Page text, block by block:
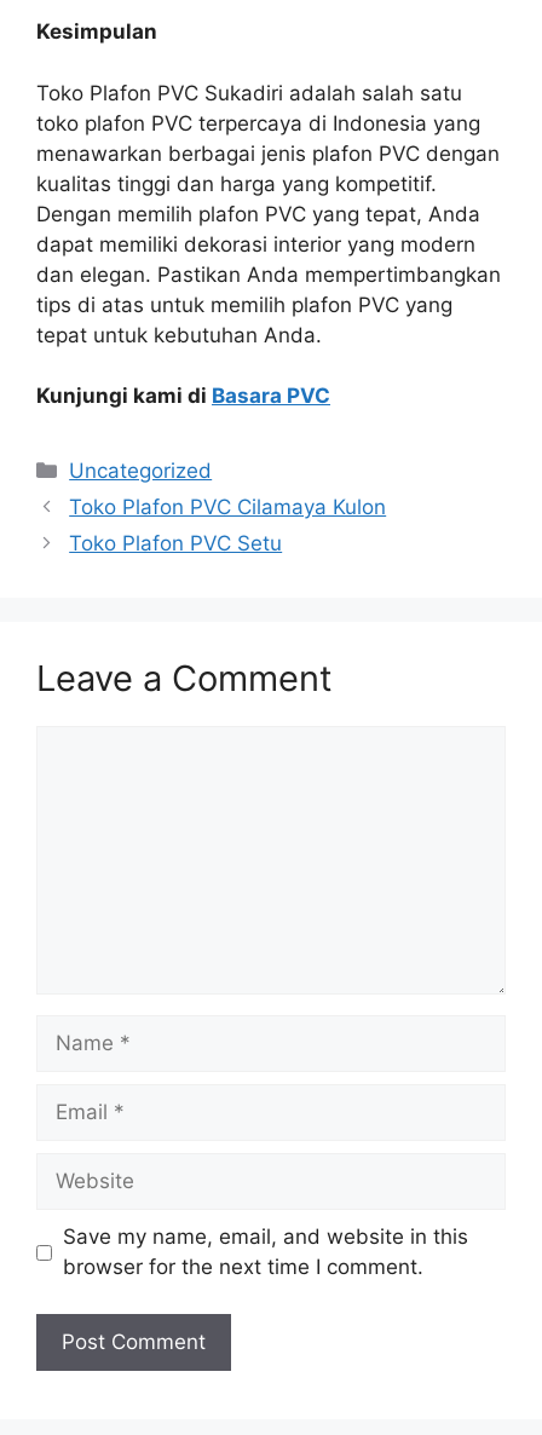
Kesimpulan
Toko Plafon PVC Sukadiri adalah salah satu
toko plafon PVC terpercaya di Indonesia yang
menawarkan berbagai jenis plafon PVC dengan
kualitas tinggi dan harga yang kompetitif.
Dengan memilih plafon PVC yang tepat, Anda
dapat memiliki dekorasi interior yang modern
dan elegan. Pastikan Anda mempertimbangkan
tips di atas untuk memilih plafon PVC yang
tepat untuk kebutuhan Anda.
Kunjungi kami di Basara PVC
Categories
Uncategorized
Toko Plafon PVC Cilamaya Kulon
Toko Plafon PVC Setu
Leave a Comment
Name
Email
Website
Save my name, email, and website in this
browser for the next time I comment.